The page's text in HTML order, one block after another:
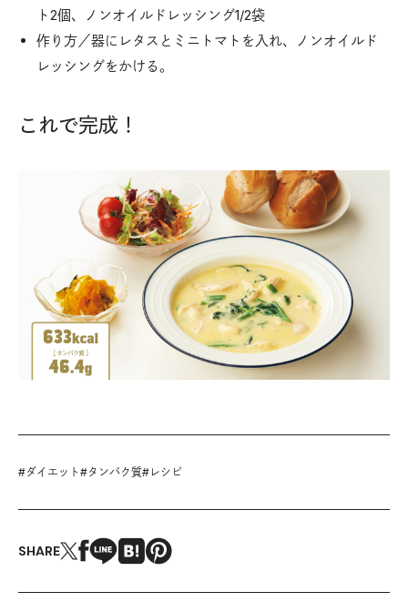
ト2個、ノンオイルドレッシング1/2袋
作り方／器にレタスとミニトマトを入れ、ノンオイルド
レッシングをかける。
これで完成！
#ダイエット #タンパク質# レシピ
SHARE